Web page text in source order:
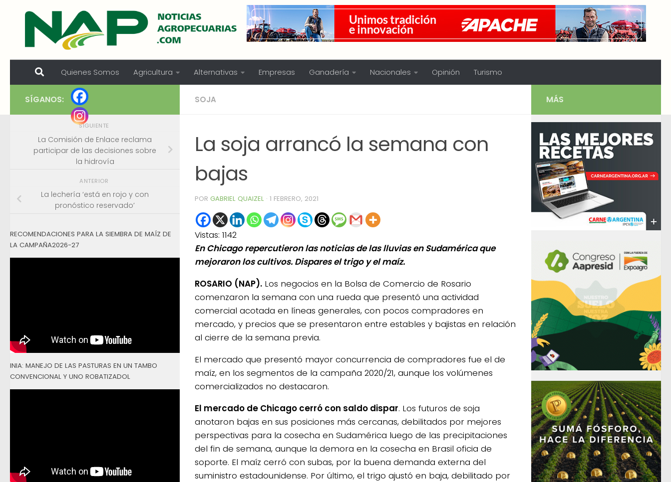
Skip to content
Quienes Somos Agricultura Alternativas Empresas Ganadería Nacionales Opinión Turismo
SOJA
La soja arrancó la semana con
bajas
POR GABRIEL QUAIZEL · 1 FEBRERO, 2021
Vistas: 1142
En Chicago repercutieron las noticias de las lluvias en Sudamérica que
mejoraron los cultivos. Dispares el trigo y el maíz.
ROSARIO (NAP). Los negocios en la Bolsa de Comercio de Rosario
comenzaron la semana con una rueda que presentó una actividad
comercial acotada en líneas generales, con pocos compradores en
mercado, y precios que se presentaron entre estables y bajistas en relación
al cierre de la semana previa.
El mercado que presentó mayor concurrencia de compradores fue el de
maíz, en los segmentos de la campaña 2020/21, aunque los volúmenes
comercializados no destacaron.
El mercado de Chicago cerró con saldo dispar. Los futuros de soja
anotaron bajas en sus posiciones más cercanas, debilitados por mejores
perspectivas para la cosecha en Sudamérica luego de las precipitaciones
del fin de semana, aunque la demora en la cosecha en Brasil oficia de
soporte. El maíz cerró con subas, por la buena demanda externa del
suministro estadounidense. Por último, el trigo ajustó en baja, debilitado por
SÍGANOS:
SIGUIENTE
La Comisión de Enlace reclama
participar de las decisiones sobre
la hidrovía
ANTERIOR
La lechería ‘está en rojo y con
pronóstico reservado’
RECOMENDACIONES PARA LA SIEMBRA DE MAÍZ DE
LA CAMPAÑA2026-27
INIA: MANEJO DE LAS PASTURAS EN UN TAMBO
CONVENCIONAL Y UNO ROBATIZADOL
MÁS